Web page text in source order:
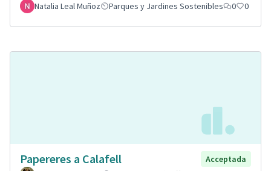
Natalia Leal Muñoz Parques y Jardines Sostenibles 0 0
Papereres a Calafell
Acceptada